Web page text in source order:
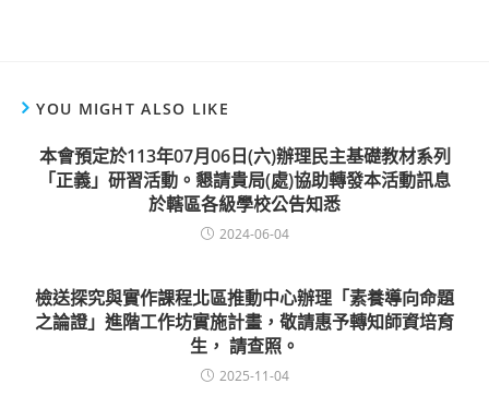
YOU MIGHT ALSO LIKE
本會預定於113年07月06日(六)辦理民主基礎教材系列
「正義」研習活動。懇請貴局(處)協助轉發本活動訊息
於轄區各級學校公告知悉
2024-06-04
檢送探究與實作課程北區推動中心辦理「素養導向命題
之論證」進階工作坊實施計畫，敬請惠予轉知師資培育
生， 請查照。
2025-11-04